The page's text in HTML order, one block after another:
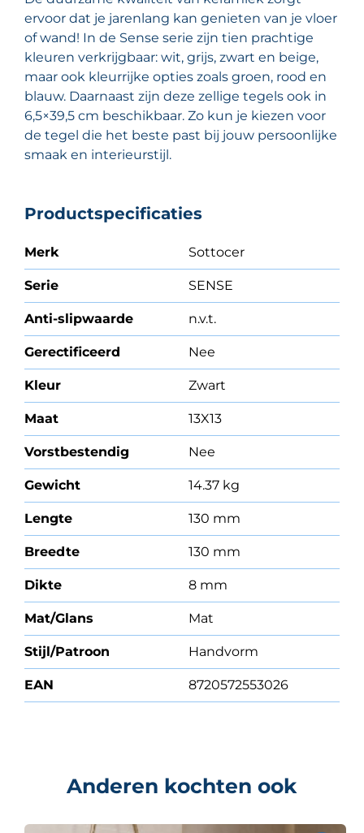
ervoor dat je jarenlang kan genieten van je vloer
of wand! In de Sense serie zijn tien prachtige
kleuren verkrijgbaar: wit, grijs, zwart en beige,
maar ook kleurrijke opties zoals groen, rood en
blauw. Daarnaast zijn deze zellige tegels ook in
6,5×39,5 cm beschikbaar. Zo kun je kiezen voor
de tegel die het beste past bij jouw persoonlijke
smaak en interieurstijl.
Productspecificaties
Merk Sottocer
Serie SENSE
Anti-slipwaarde n.v.t.
Gerectificeerd Nee
Kleur Zwart
Maat 13X13
Vorstbestendig Nee
Gewicht 14.37 kg
Lengte 130 mm
Breedte 130 mm
Dikte 8 mm
Mat/Glans Mat
Stijl/Patroon Handvorm
EAN 8720572553026
Anderen kochten ook